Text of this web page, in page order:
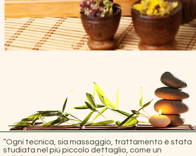
“Ogni tecnica, sia massaggio, trattamento è stata
studiata nel più piccolo dettaglio, come un